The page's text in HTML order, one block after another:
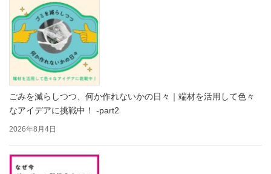
ごみを減らしつつ、何か作れないかの日々｜端材を活用して色々
なアイデアに挑戦中！ -part2
2026年8月4日